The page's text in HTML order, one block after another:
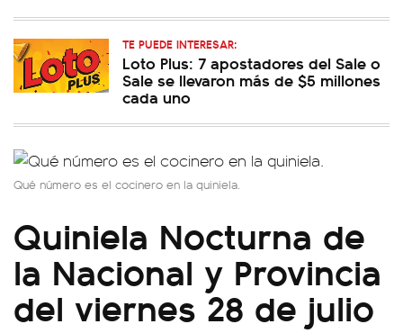
TE PUEDE INTERESAR:
Loto Plus: 7 apostadores del Sale o
Sale se llevaron más de $5 millones
cada uno
Qué número es el cocinero en la quiniela.
Quiniela Nocturna de
la Nacional y Provincia
del viernes 28 de julio